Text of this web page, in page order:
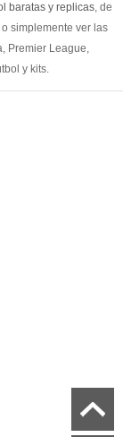
baratas y replicas, de
simplemente ver las
Premier League,
y kits.
más grande de
de fútbol, ​​kits
de fútbol